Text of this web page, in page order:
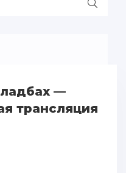
—
трансляция